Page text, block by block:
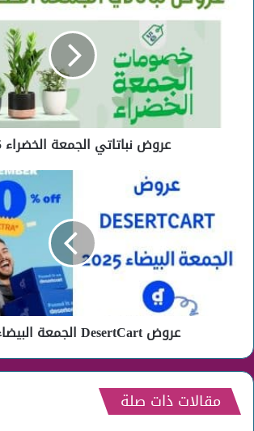
نباتاتي
الجمعة
عروض نباتاتي الجمعة الخضراء 2025
الجمعة
البيضاء
2025
عروض DesertCart الجمعة البيضاء 2025
مقالات ذات صلة